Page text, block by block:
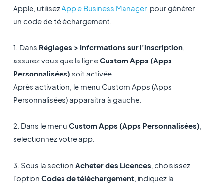
Apple, utilisezApple Business Managerpour générer
un code de téléchargement.
1. Dans Réglages > Informations sur l'inscription,
assurez vous que la ligneCustom Apps (Apps
Personnalisées) soit activée.
Après activation, le menu Custom Apps (Apps
Personnalisées) apparaitra à gauche.
2. Dans le menu Custom Apps (Apps Personnalisées)
sélectionnez votre app.
3. Sous la section Acheter des Licences , choisissez
l'option Codes de téléchargement, indiquez la